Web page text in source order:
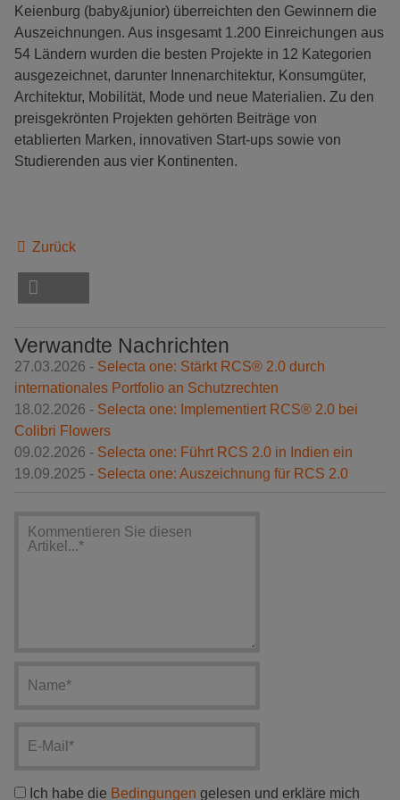
Keienburg (baby&junior) überreichten den Gewinnern die
Auszeichnungen. Aus insgesamt 1.200 Einreichungen aus
54 Ländern wurden die besten Projekte in 12 Kategorien
ausgezeichnet, darunter Innenarchitektur, Konsumgüter,
Architektur, Mobilität, Mode und neue Materialien. Zu den
preisgekrönten Projekten gehörten Beiträge von
etablierten Marken, innovativen Start-ups sowie von
Studierenden aus vier Kontinenten.
Zurück
Verwandte Nachrichten
27.03.2026 - Selecta one: Stärkt RCS® 2.0 durch
internationales Portfolio an Schutzrechten
18.02.2026 - Selecta one: Implementiert RCS® 2.0 bei
Colibri Flowers
09.02.2026 - Selecta one: Führt RCS 2.0 in Indien ein
19.09.2025 - Selecta one: Auszeichnung für RCS 2.0
Ich habe die Bedingungen gelesen und erkläre mich